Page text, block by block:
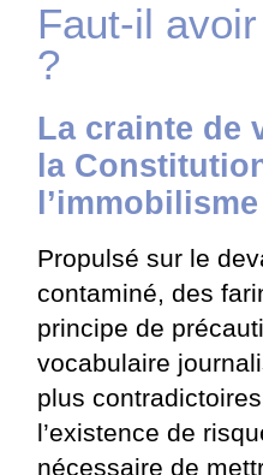
Faut-il
?
La crainte de
la
Propulsé sur le
contaminé, des
principe de
vocabulaire
plus
l’existence de
nécessaire de